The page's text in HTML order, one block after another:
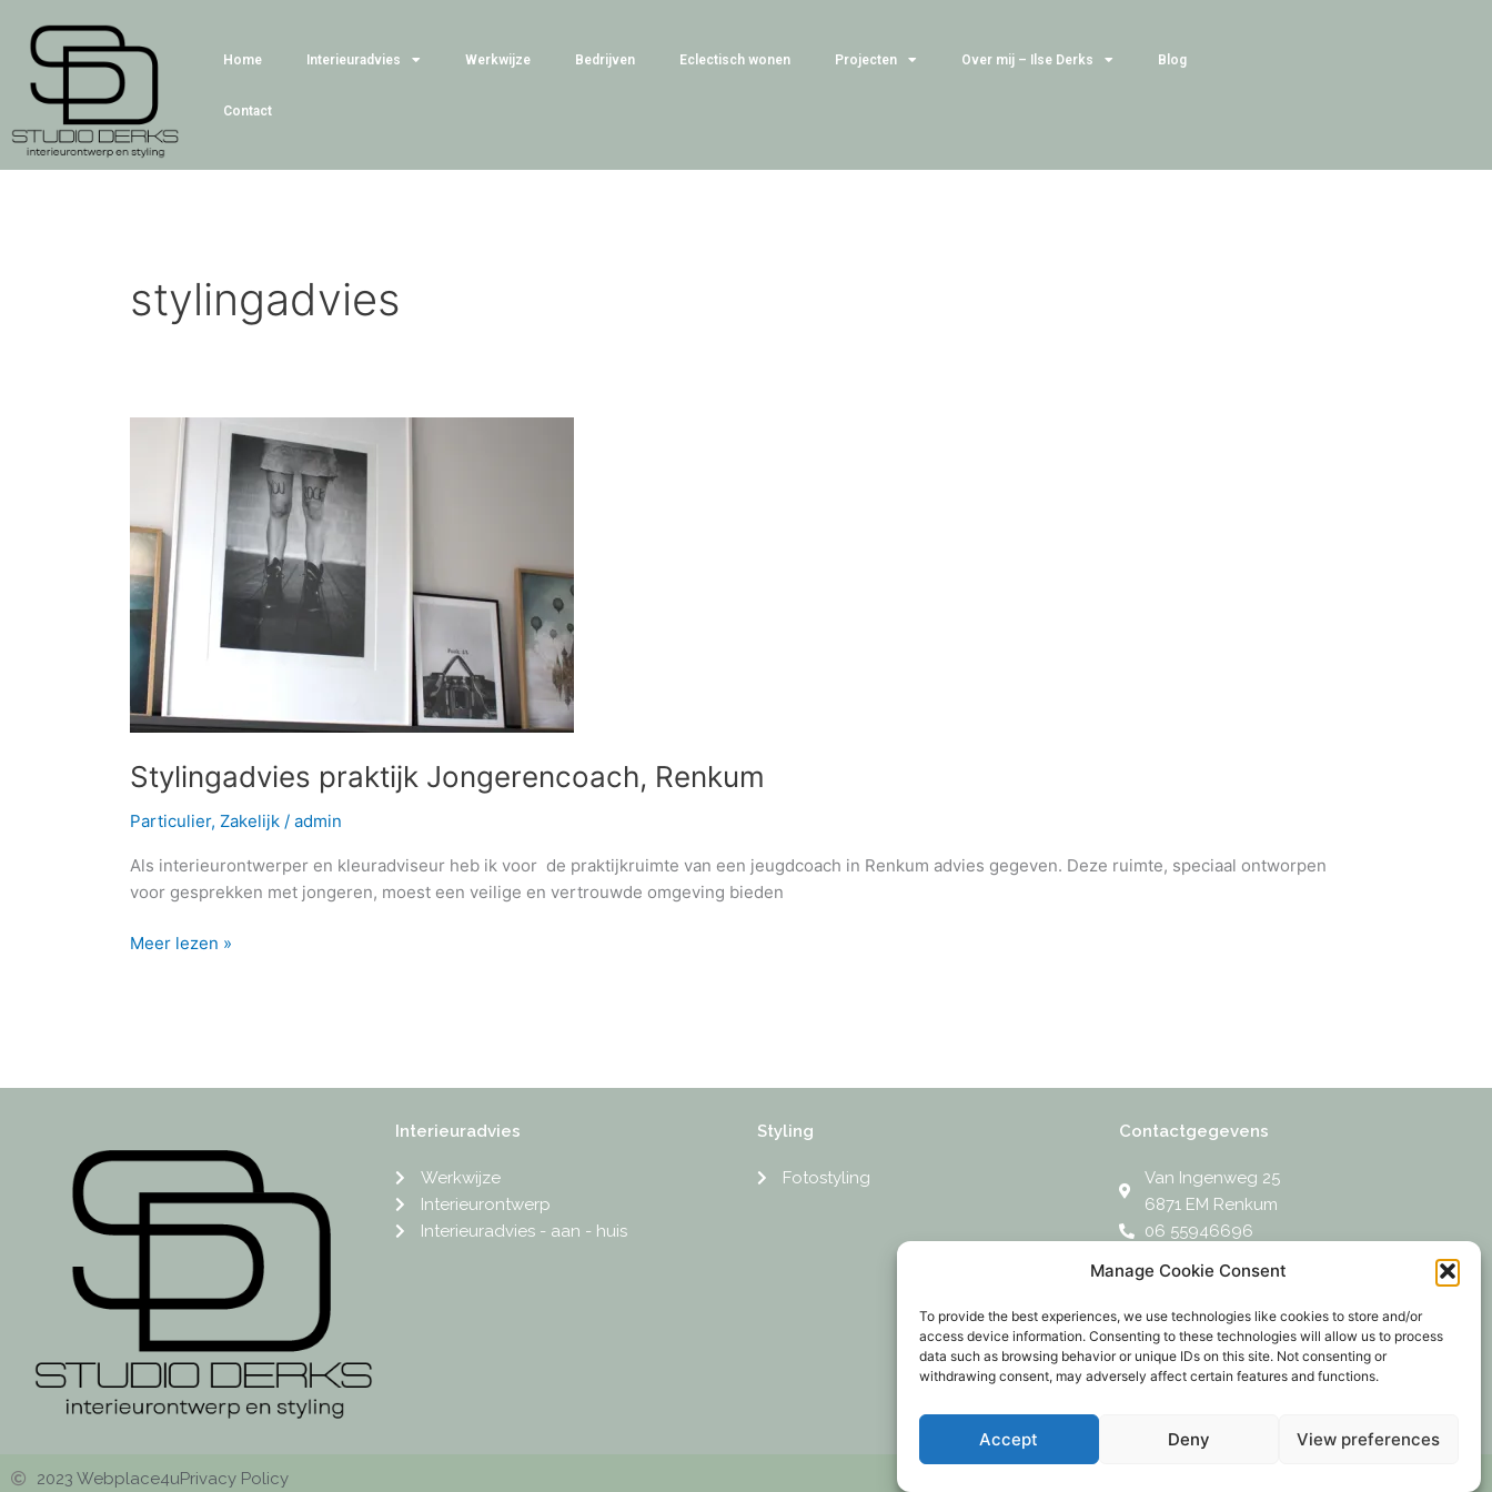
Manage Cookie Consent
To provide the best experiences, we use technologies like cookies to store and/or
access device information. Consenting to these technologies will allow us to process
data such as browsing behavior or unique IDs on this site. Not consenting or
withdrawing consent, may adversely affect certain features and functions.
Accept Deny View preferences
naar
inhoud
Home Interieuradvies Werkwijze Bedrijven Eclectisch wonen Projecten Over mij – Ilse Derks Blog
Contact
stylingadvies
Stylingadvies praktijk Jongerencoach, Renkum
Particulier, Zakelijk / admin
Als interieurontwerper en kleuradviseur heb ik voor de praktijkruimte van een jeugdcoach in Renkum advies gegeven. Deze ruimte, speciaal ontworpen
voor gesprekken met jongeren, moest een veilige en vertrouwde omgeving bieden
Stylingadvies
praktijk
Jongerencoach,
Renkum
Meer lezen »
Interieuradvies
Werkwijze
Interieurontwerp
Interieuradvies - aan - huis
Styling
Fotostyling
Contactgegevens
Van Ingenweg 25
6871 EM Renkum
06 55946696
a
c
e
b
o
i
n
t
e
r
n
s
t
a
g
i
n
k
e
d
2023 Webplace4uPrivacy Policy